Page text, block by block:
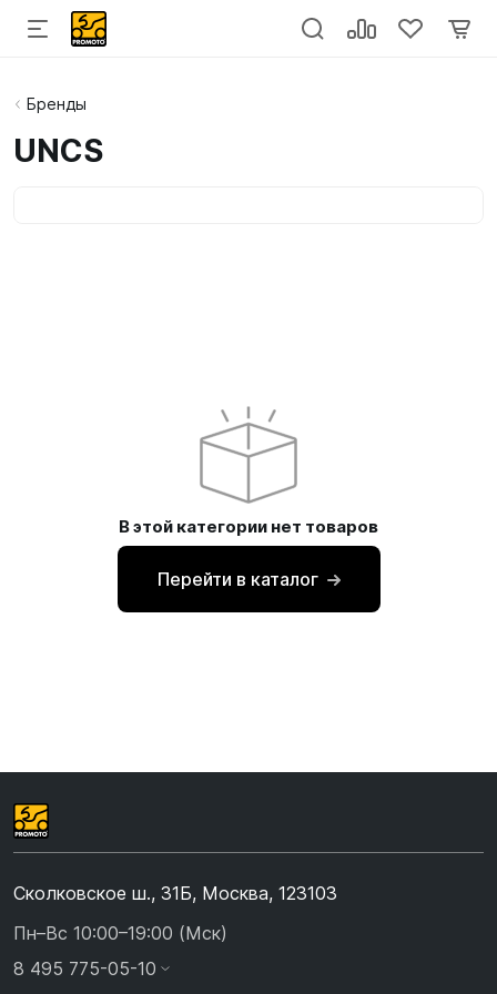
Бренды
UNCS
В этой категории нет товаров
Перейти в каталог
Сколковское ш., 31Б, Москва, 123103
Пн–Вс 10:00–19:00 (Мск)
8 495 775-05-10